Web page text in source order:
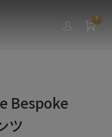
0
Bespoke
ツ